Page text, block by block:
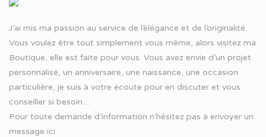
J’ai mis ma passion au service de l’élégance et de l’originalité.
Vous voulez être tout simplement vous même, alors visitez ma
Boutique, elle est faite pour vous. Vous avez envie d’un projet
personnalisé, un anniversaire, une naissance, une occasion
particulière, je suis à votre écoute pour en discuter et vous
conseiller si besoin…
Pour toute demande d’information n’hésitez pas à envoyer un
message ici